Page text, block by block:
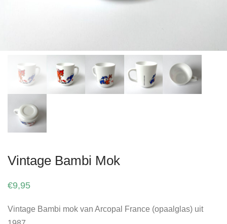
Vintage Bambi Mok
€9,95
Vintage Bambi mok van Arcopal France (opaalglas) uit